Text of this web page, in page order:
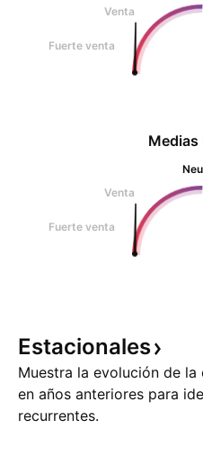
Venta
Fuerte venta
Medias
Venta
Fuerte venta
Estacionales
Muestra la evolución de
en años anteriores para
recurrentes.